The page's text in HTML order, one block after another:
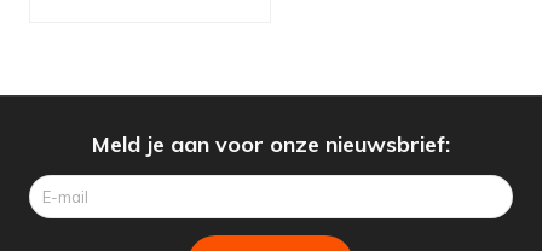
Meld je aan voor onze nieuwsbrief: